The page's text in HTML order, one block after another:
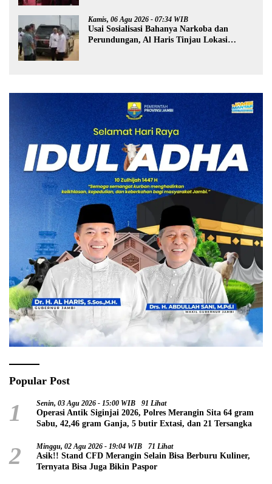
Kamis, 06 Agu 2026 - 07:34 WIB
Usai Sosialisasi Bahanya Narkoba dan
Perundungan, Al Haris Tinjau Lokasi
Popular Post
1 Senin, 03 Agu 2026 - 15:00 WIB 91 Lihat
Operasi Antik Siginjai 2026, Polres Merangin Sita 64 gram
Sabu, 42,46 gram Ganja, 5 butir Extasi, dan 21 Tersangka
2 Minggu, 02 Agu 2026 - 19:04 WIB 71 Lihat
Asik!! Stand CFD Merangin Selain Bisa Berburu Kuliner,
Ternyata Bisa Juga Bikin Paspor